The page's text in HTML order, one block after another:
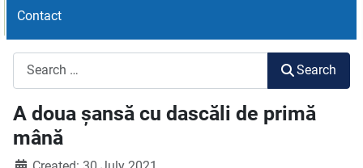
Contact
Search
A doua șansă cu dascăli de primă
mână